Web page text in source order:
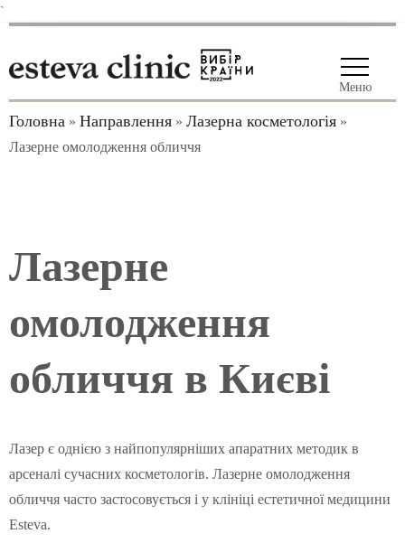
`
Меню
Головна » Направлення » Лазерна косметологія »
Лазерне омолодження обличчя
Лазерне
омолодження
обличчя в Києві
Лазер є однією з найпопулярніших апаратних методик в
арсеналі сучасних косметологів. Лазерне омолодження
обличчя часто застосовується і у клініці естетичної медицини
Esteva.